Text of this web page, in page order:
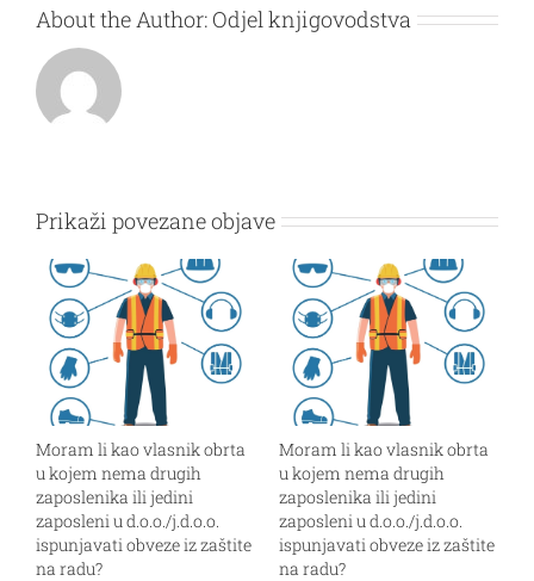
About the Author: Odjel knjigovodstva
Prikaži povezane objave
Moram li kao vlasnik obrta
u kojem nema drugih
zaposlenika ili jedini
zaposleni u d.o.o./j.d.o.o.
ispunjavati obveze iz zaštite
na radu?
Moram li kao vlasnik obrta
u kojem nema drugih
zaposlenika ili jedini
zaposleni u d.o.o./j.d.o.o.
ispunjavati obveze iz zaštite
na radu?